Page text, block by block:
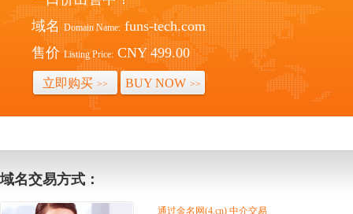
域名 Domain Name: funs-tech.com
售价 Listing Price: CNY 499.00
立即购买 >> BUY NOW >>
域名交易方式：
通过金名网(4.cn) 中介交易